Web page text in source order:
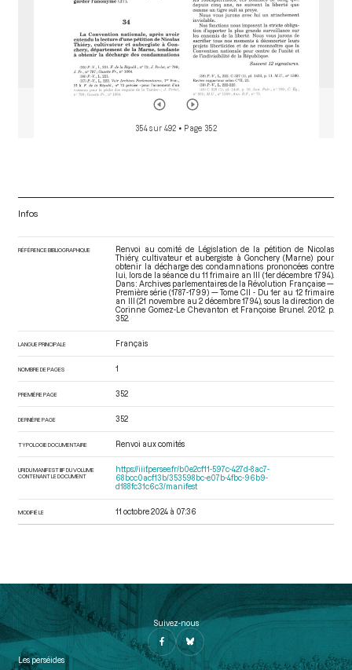
354 sur 492 • Page 352
Infos
RÉFÉRENCE BIBLIOGRAPHIQUE
Renvoi au comité de Législation de la pétition de Nicolas
Thiéry, cultivateur et aubergiste à Gonchery (Marne) pour
obtenir la décharge des condamnations prononcées contre
lui, lors de la séance du 11 frimaire an III (1er décembre 1794).
Dans : Archives parlementaires de la Révolution Française —
Première série (1787-1799) — Tome CII - Du 1er au 12 frimaire
an III (21 novembre au 2 décembre 1794) , sous la direction de
Corinne Gomez-Le Chevanton et Françoise Brunel. 2012. p.
352.
LANGUE PRINCIPALE Français
NOMBRE DE PAGES 1
PREMIÈRE PAGE 352
DERNIÈRE PAGE 352
TYPOLOGIE DOCUMENTAIRE Renvoi aux comités
URI DU MANIFEST IIIF DU VOLUME
CONTENANT LE DOCUMENT
https://iiif.persee.fr/b0e2cf11-597c-427d-8ac7-
68bcc0acf13b/353598bc-e07b-4fbc-96b9-
d188fc31c6c3/manifest
MODIFIÉ LE 11 octobre 2024 à 07:36
Suivez-nous
Les perséides